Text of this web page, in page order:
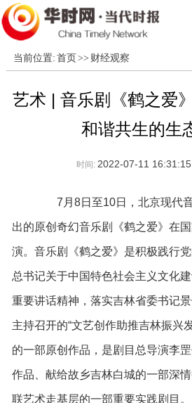
当前位置: 首页 >> 财经观察
艺术 | 音乐剧《鹤之爱
和谐共生的生
时间: 2022-07-11 16:31:15
7月8日至10日，北京现代音
出的原创奇幻音乐剧《鹤之爱》在
演。音乐剧《鹤之爱》是积极践行
总书记关于中国特色社会主义文化
重要讲话精神，落实吉林省委书记
主持召开的“文艺创作助推吉林振兴
的一部原创作品，是剧目总导演李
作品、献给故乡吉林白城的一部深
联艺术走基层的一部重要实践剧目。